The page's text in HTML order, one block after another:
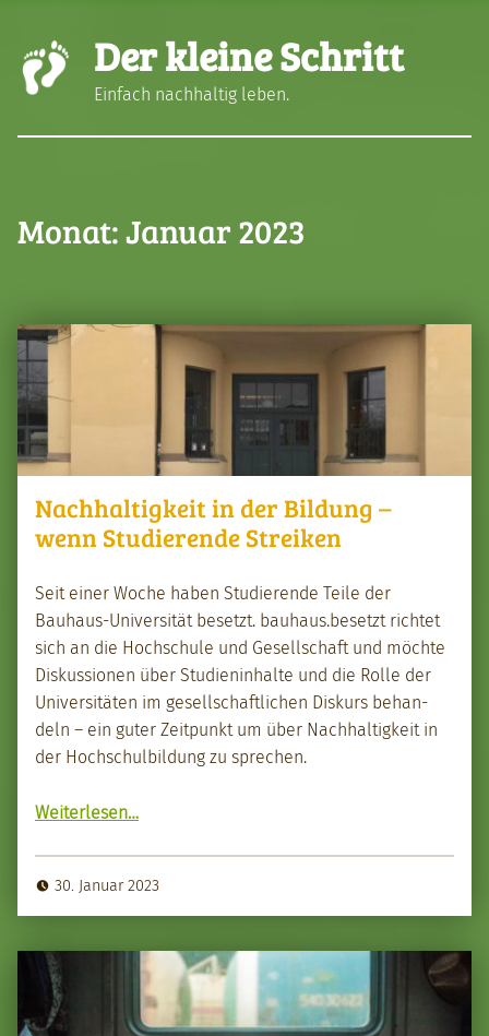
Der kleine Schritt
Einfach nachhaltig leben.
Monat:Januar 2023
Nachhaltigkeit in der Bildung –
wenn Studierende Streiken
Seit ein­er Woche haben Studierende Teile der
Bauhaus-Uni­ver­sität beset­zt. bauhaus.besetzt richtet
sich an die Hochschule und Gesellschaft und möchte
Diskus­sio­nen über Stu­di­en­in­halte und die Rolle der
Uni­ver­sitäten im gesellschaftlichen Diskurs behan­
deln – ein guter Zeit­punkt um über Nach­haltigkeit in
der Hochschul­bil­dung zu sprechen.
Weit­er­lesen“Nach­haltigkeit in der Bil­dung – wenn Studierende Streiken”
…
30. Januar 2023